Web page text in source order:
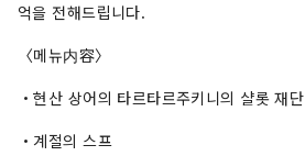
억을 전해드립니다.
〈메뉴内容〉
・현산 상어의 타르타르주키니의 샬롯 재단
・계절의 스프